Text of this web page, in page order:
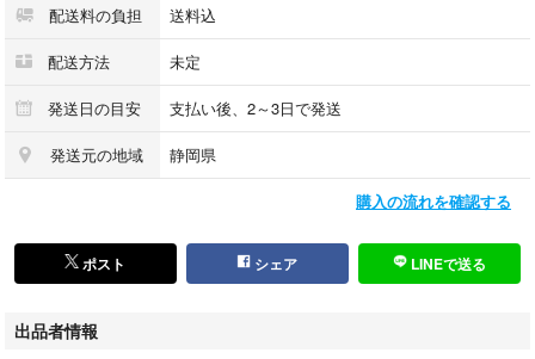
配送料の負担 送料込
配送方法 未定
発送日の目安 支払い後、2～3日で発送
発送元の地域 静岡県
購入の流れを確認する
ポスト シェア LINEで送る
出品者情報